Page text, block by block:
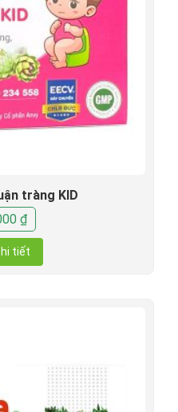
tràng KID
₫
tiết